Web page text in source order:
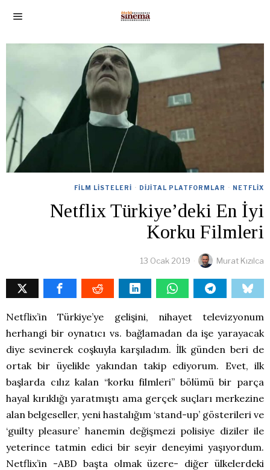
FILM LISTELERI · DIJITAL PLATFORMLAR · NETFLIX
Netflix Türkiye’deki En İyi
Korku Filmleri
13 Ocak 2019 Murat Kızılca
Netflix’in Türkiye’ye gelişini, nihayet televizyonum
herhangi bir oynatıcı vs. bağlamadan da işe yarayacak
diye sevinerek coşkuyla karşıladım. İlk günden beri de
ortak bir üyelikle yakından takip ediyorum. Evet, ilk
başlarda cılız kalan “korku filmleri” bölümü bir parça
hayal kırıklığı yaratmıştı ama gerçek suçları merkezine
alan belgeseller, yeni hastalığım ‘stand-up’ gösterileri ve
‘guilty pleasure’ hanemin değişmezi polisiye diziler ile
yeterince tatmin edici bir seyir deneyimi yaşıyordum.
Netflix’in -ABD başta olmak üzere- diğer ülkelerdeki